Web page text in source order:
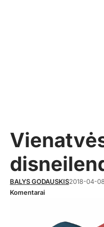
BALYS GODAUSKIS2018-04-
Komentarai